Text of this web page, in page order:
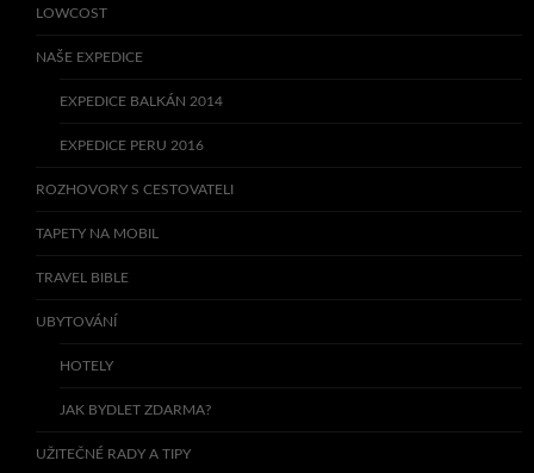
LOWCOST
NAŠE EXPEDICE
EXPEDICE BALKÁN 2014
EXPEDICE PERU 2016
ROZHOVORY S CESTOVATELI
TAPETY NA MOBIL
TRAVEL BIBLE
UBYTOVÁNÍ
HOTELY
JAK BYDLET ZDARMA?
UŽITEČNÉ RADY A TIPY